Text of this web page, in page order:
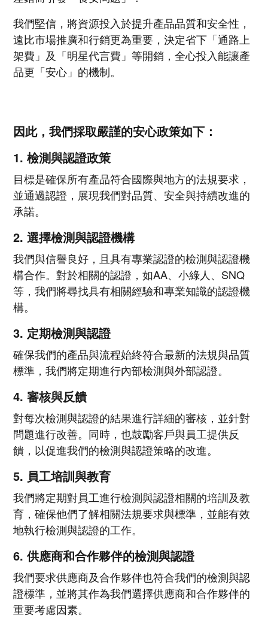
我們堅信，將資源投入於提升產品品質和安全性，
遠比市場推廣和行銷更為重要，決定省下「通路上
架費」及「明星代言費」等開銷，全心投入能讓產
品更「安心」的機制。
因此，我們採取嚴謹的安心政策如下：
1. 檢測與認證政策
目標是確保所有產品符合國際與地方的法規要求，
並通過認證，展現我們對品質、安全與持續改進的
承諾。
2. 選擇檢測與認證機構
我們與信譽良好，且具有專業認證的檢測與認證機
構合作。對於相關的認證，如AA、小綠人、SNQ
等，我們將尋找具有相關經驗和專業知識的認證機
構。
3. 定期檢測與認證
確保我們的產品與流程始終符合最新的法規與品質
標準，我們將定期進行內部檢測與外部認證。
4. 審核與反饋
對每次檢測與認證的結果進行詳細的審核，並針對
問題進行改善。同時，也鼓勵客戶與員工提供反
饋，以促進我們的檢測與認證策略的改進。
5. 員工培訓與教育
我們將定期對員工進行檢測與認證相關的培訓及教
育，確保他們了解相關法規要求與標準，並能有效
地執行檢測與認證的工作。
6. 供應商和合作夥伴的檢測與認證
我們要求供應商及合作夥伴也符合我們的檢測與認
證標準，並將其作為我們選擇供應商和合作夥伴的
重要考慮因素。